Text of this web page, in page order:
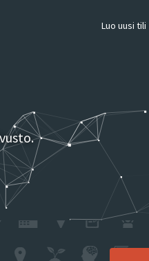
Luo uusi tili